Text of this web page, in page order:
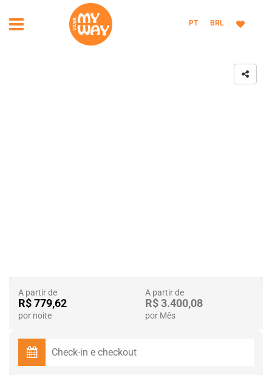
PT BRL
A partir de
R$ 779,62
por noite
A partir de
R$ 3.400,08
por Mês